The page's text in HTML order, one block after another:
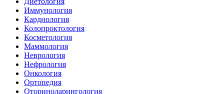
Иммунология
Кардиология
Колопроктология
Косметология
Маммология
Неврология
Нефрология
Онкология
Ортопедия
Оториноларингология